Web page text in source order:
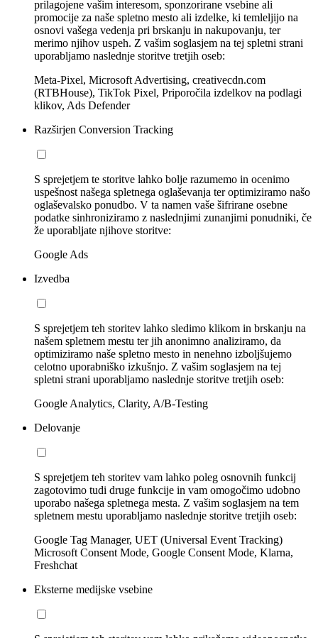
prilagojene vašim interesom, sponzorirane vsebine ali
promocije za naše spletno mesto ali izdelke, ki temleljijo na
osnovi vašega vedenja pri brskanju in nakupovanju, ter
merimo njihov uspeh. Z vašim soglasjem na tej spletni strani
uporabljamo naslednje storitve tretjih oseb:
Meta-Pixel, Microsoft Advertising, creativecdn.com
(RTBHouse), TikTok Pixel, Priporočila izdelkov na podlagi
klikov, Ads Defender
Razširjen Conversion Tracking
S sprejetjem te storitve lahko bolje razumemo in ocenimo
uspešnost našega spletnega oglaševanja ter optimiziramo našo
oglaševalsko ponudbo. V ta namen vaše šifrirane osebne
podatke sinhroniziramo z naslednjimi zunanjimi ponudniki, če
že uporabljate njihove storitve:
Google Ads
Izvedba
S sprejetjem teh storitev lahko sledimo klikom in brskanju na
našem spletnem mestu ter jih anonimno analiziramo, da
optimiziramo naše spletno mesto in nenehno izboljšujemo
celotno uporabniško izkušnjo. Z vašim soglasjem na tej
spletni strani uporabljamo naslednje storitve tretjih oseb:
Google Analytics, Clarity, A/B-Testing
Delovanje
S sprejetjem teh storitev vam lahko poleg osnovnih funkcij
zagotovimo tudi druge funkcije in vam omogočimo udobno
uporabo našega spletnega mesta. Z vašim soglasjem na tem
spletnem mestu uporabljamo naslednje storitve tretjih oseb:
Google Tag Manager, UET (Universal Event Tracking)
Microsoft Consent Mode, Google Consent Mode, Klarna,
Freshchat
Eksterne medijske vsebine